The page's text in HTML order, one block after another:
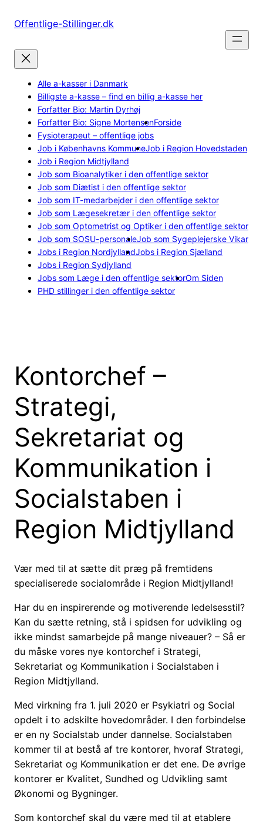
Offentlige-Stillinger.dk
Alle a-kasser i Danmark
Billigste a-kasse – find en billig a-kasse her
Forfatter Bio: Martin Dyrhøj
Forfatter Bio: Signe MortensenForside
Fysioterapeut – offentlige jobs
Job i Københavns KommuneJob i Region Hovedstaden
Job i Region Midtjylland
Job som Bioanalytiker i den offentlige sektor
Job som Diætist i den offentlige sektor
Job som IT-medarbejder i den offentlige sektor
Job som Lægesekretær i den offentlige sektor
Job som Optometrist og Optiker i den offentlige sektor
Job som SOSU-personaleJob som Sygeplejerske Vikar
Jobs i Region NordjyllandJobs i Region Sjælland
Jobs i Region Sydjylland
Jobs som Læge i den offentlige sektorOm Siden
PHD stillinger i den offentlige sektor
Kontorchef –
Strategi,
Sekretariat og
Kommunikation i
Socialstaben i
Region Midtjylland
Vær med til at sætte dit præg på fremtidens
specialiserede socialområde i Region Midtjylland!
Har du en inspirerende og motiverende ledelsesstil?
Kan du sætte retning, stå i spidsen for udvikling og
ikke mindst samarbejde på mange niveauer? – Så er
du måske vores nye kontorchef i Strategi,
Sekretariat og Kommunikation i Socialstaben i
Region Midtjylland.
Med virkning fra 1. juli 2020 er Psykiatri og Social
opdelt i to adskilte hovedområder. I den forbindelse
er en ny Socialstab under dannelse. Socialstaben
kommer til at bestå af tre kontorer, hvoraf Strategi,
Sekretariat og Kommunikation er det ene. De øvrige
kontorer er Kvalitet, Sundhed og Udvikling samt
Økonomi og Bygninger.
Som kontorchef skal du være med til at etablere